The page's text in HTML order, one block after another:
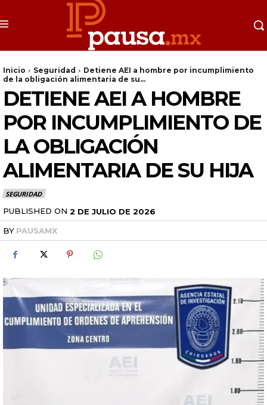
Inicio Seguridad
Detiene AEI a hombre por incumplimiento
de la obligación alimentaria de su...
DETIENE AEI A HOMBRE
POR INCUMPLIMIENTO DE
LA OBLIGACIÓN
ALIMENTARIA DE SU HIJA
SEGURIDAD
PUBLISHED ON 2 DE JULIO DE 2026
BY PAUSAMX